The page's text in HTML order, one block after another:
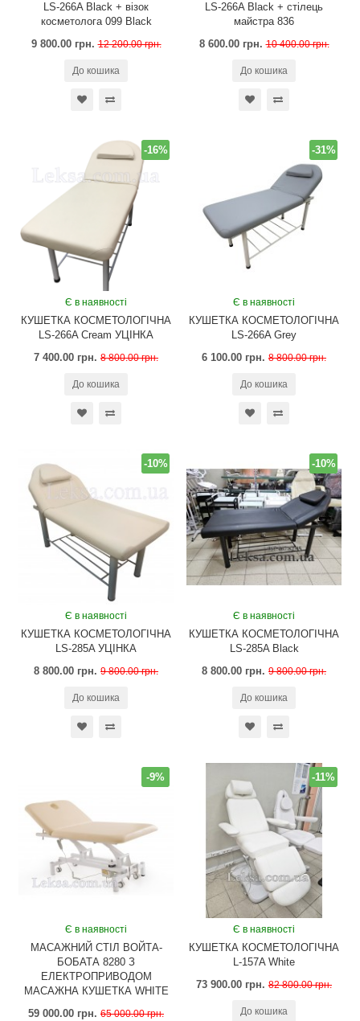
LS-266A Black + візок
косметолога 099 Black
9 800.00 грн. 12 200.00 грн.
До кошика
LS-266A Black + стілець
майстра 836
8 600.00 грн. 10 400.00 грн.
До кошика
Є в наявності
КУШЕТКА КОСМЕТОЛОГІЧНА
LS-266A Cream УЦІНКА
7 400.00 грн. 8 800.00 грн.
-16%
До кошика
Є в наявності
КУШЕТКА КОСМЕТОЛОГІЧНА
LS-266A Grey
6 100.00 грн. 8 800.00 грн.
-31%
До кошика
Є в наявності
КУШЕТКА КОСМЕТОЛОГІЧНА
LS-285A УЦІНКА
8 800.00 грн. 9 800.00 грн.
-10%
До кошика
Є в наявності
КУШЕТКА КОСМЕТОЛОГІЧНА
LS-285A Black
8 800.00 грн. 9 800.00 грн.
-10%
До кошика
Є в наявності
МАСАЖНИЙ СТІЛ ВОЙТА-
БОБАТА 8280 З
ЕЛЕКТРОПРИВОДОМ
МАСАЖНА КУШЕТКА WHITE
59 000.00 грн. 65 000.00 грн.
-9%
Є в наявності
КУШЕТКА КОСМЕТОЛОГІЧНА
L-157A White
73 900.00 грн. 82 800.00 грн.
-11%
До кошика